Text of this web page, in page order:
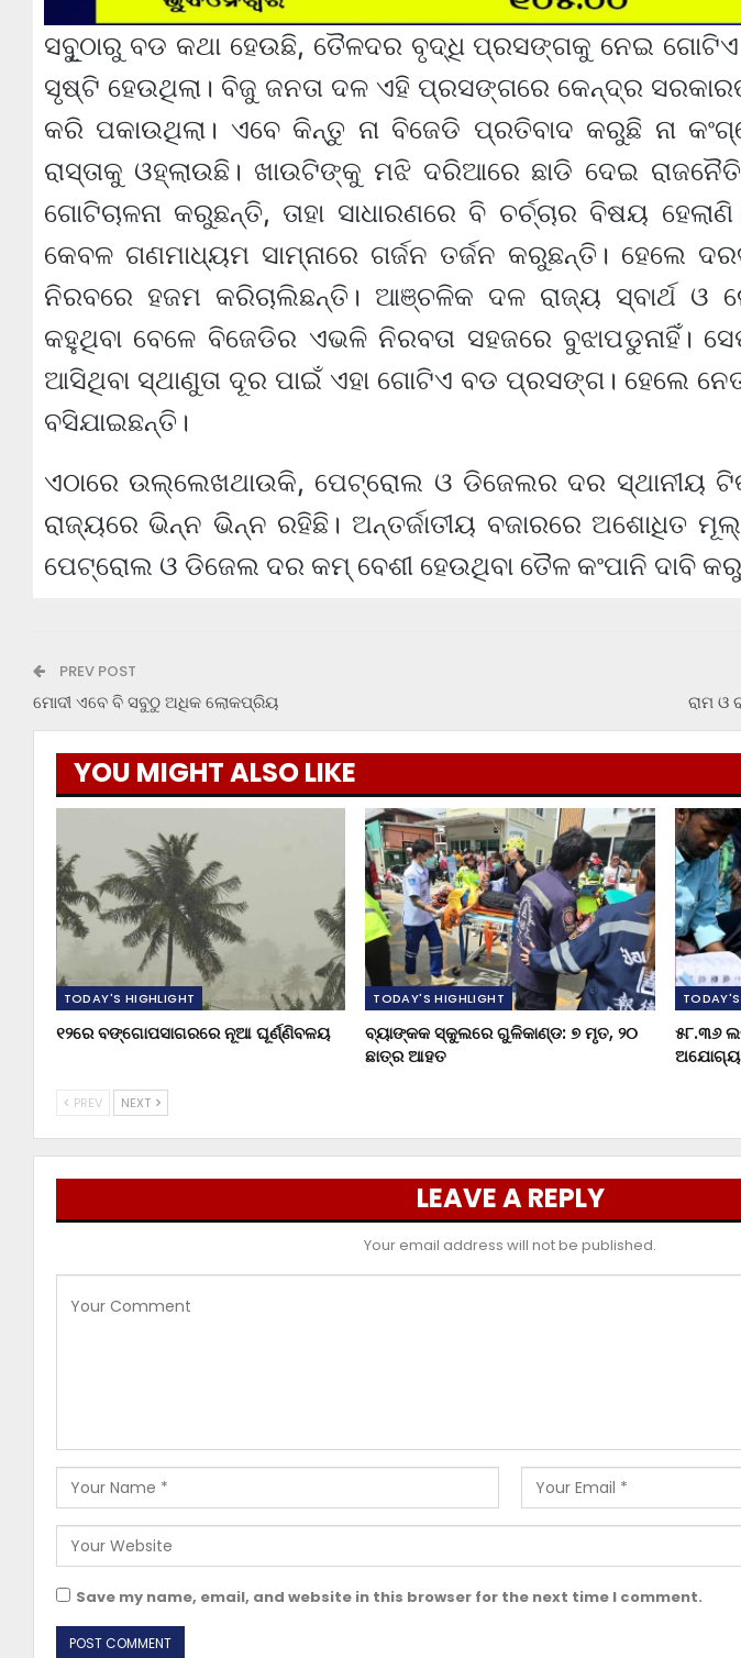
ସବୂୁଠାରୁ ବଡ କଥା ହେଉଛି, ତୈଳଦର ବୃଦ୍ଧି ପ୍ରସଙ୍ଗକୁ ନେଇ
ସୃଷ୍ଟି ହେଉଥିଲା। ବିଜୁ ଜନତା ଦଳ ଏହି ପ୍ରସଙ୍ଗରେ କେନ୍ଦ୍ର
କରି ପକାଉଥିଲା। ଏବେ କିନ୍ତୁ ନା ବିଜେଡି ପ୍ରତିବାଦ କରୁଛି ନା
ରାସ୍ତାକୁ ଓହ୍ଲାଉଛି। ଖାଉଟିଙ୍କୁ ମଝି ଦରିଆରେ ଛାଡି ଦେଇ
ଗୋଟିଚାଳନା କରୁଛନ୍ତି, ତାହା ସାଧାରଣରେ ବି ଚର୍ଚ୍ଚାର ବିଷୟ
କେବଳ ଗଣମାଧ୍ୟମ ସାମ୍ନାରେ ଗର୍ଜନ ତର୍ଜନ କରୁଛନ୍ତି। ହେଲେ
ନିରବରେ ହଜମ କରିଚାଲିଛନ୍ତି। ଆଞ୍ଚଳିକ ଦଳ ରାଜ୍ୟ ସ୍ବାର୍ଥ ଓ
କହୁଥିବା ବେଳେ ବିଜେଡିର ଏଭଳି ନିରବତା ସହଜରେ ବୁଝାପଡୁନାହିଁ।
ଆସିଥିବା ସ୍ଥାଣୁତା ଦୂର ପାଇଁ ଏହା ଗୋଟିଏ ବଡ ପ୍ରସଙ୍ଗ। ହେଲେ
ବସିଯାଇଛନ୍ତି।
ଏଠାରେ ଉଲ୍ଲେଖଥାଉକି, ପେଟ୍ରୋଲ ଓ ଡିଜେଲର ଦର ସ୍ଥାନୀୟ
ରାଜ୍ୟରେ ଭିନ୍ନ ଭିନ୍ନ ରହିଛି। ଅନ୍ତର୍ଜାତୀୟ ବଜାରରେ ଅଶୋଧିତ
ପେଟ୍ରୋଲ ଓ ଡିଜେଲ ଦର କମ୍ ବେଶୀ ହେଉଥିବା ତୈଳ କଂପାନି ଦାବି
PREV POST
ମୋଦୀ ଏବେ ବି ସବୁଠୁ ଅଧିକ ଲୋକପ୍ରିୟ ରାମ ଓ
YOU MIGHT ALSO LIKE
TODAY'S HIGHLIGHT
୧୨ରେ ବଙ୍ଗୋପସାଗରରେ ନୂଆ ଘୂର୍ଣ୍ଣିବଳୟ
TODAY'S HIGHLIGHT
ବ୍ୟାଙ୍କକ ସ୍କୁଲରେ ଗୁଳିକାଣ୍ଡ: ୭ ମୃତ, ୨୦
ଛାତ୍ର ଆହତ
୫୮.୩୬
PREV NEXT
LEAVE A REPLY
Your email address will not be published.
Save my name, email, and website in this browser for the next time I comment.